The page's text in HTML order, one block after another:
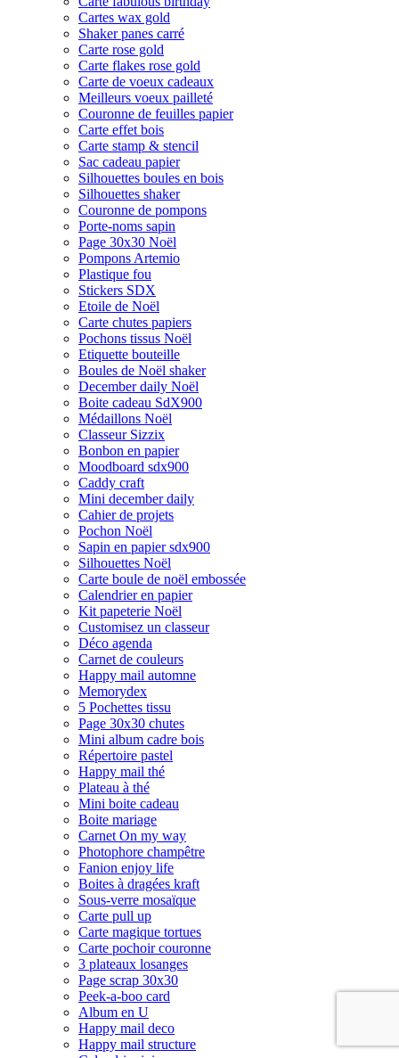
Cartes wax gold
Shaker panes carré
Carte rose gold
Carte flakes rose gold
Carte de voeux cadeaux
Meilleurs voeux pailleté
Couronne de feuilles papier
Carte effet bois
Carte stamp & stencil
Sac cadeau papier
Silhouettes boules en bois
Silhouettes shaker
Couronne de pompons
Porte-noms sapin
Page 30x30 Noël
Pompons Artemio
Plastique fou
Stickers SDX
Etoile de Noël
Carte chutes papiers
Pochons tissus Noël
Etiquette bouteille
Boules de Noël shaker
December daily Noël
Boite cadeau SdX900
Médaillons Noël
Classeur Sizzix
Bonbon en papier
Moodboard sdx900
Caddy craft
Mini december daily
Cahier de projets
Pochon Noël
Sapin en papier sdx900
Silhouettes Noël
Carte boule de noël embossée
Calendrier en papier
Kit papeterie Noël
Customisez un classeur
Déco agenda
Carnet de couleurs
Happy mail automne
Memorydex
5 Pochettes tissu
Page 30x30 chutes
Mini album cadre bois
Répertoire pastel
Happy mail thé
Plateau à thé
Mini boite cadeau
Boite mariage
Carnet On my way
Photophore champêtre
Fanion enjoy life
Boites à dragées kraft
Sous-verre mosaïque
Carte pull up
Carte magique tortues
Carte pochoir couronne
3 plateaux losanges
Page scrap 30x30
Peek-a-boo card
Album en U
Happy mail deco
Happy mail structure